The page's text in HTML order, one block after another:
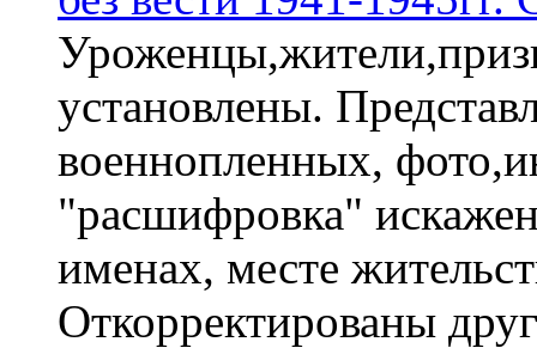
установлены.
военнопленных,
"расшифровка"
именах, месте
Откорректированы